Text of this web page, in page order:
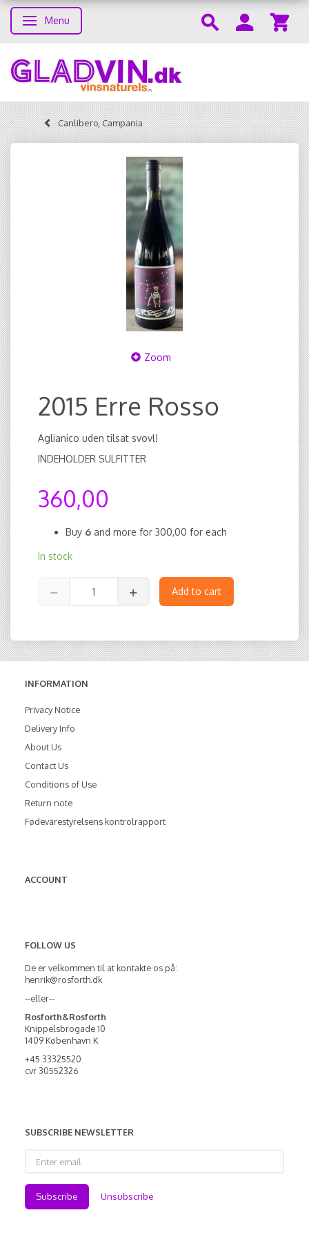
Toggle navigation
Menu
Canlibero, Campania
Zoom
2015 Erre Rosso
Aglianico uden tilsat svovl!
INDEHOLDER SULFITTER
360,00
Buy 6 and more for 300,00 for each
In stock
Add to cart
INFORMATION
Privacy Notice
Delivery Info
About Us
Contact Us
Conditions of Use
Return note
Fødevarestyrelsens kontrolrapport
ACCOUNT
FOLLOW US
De er velkommen til at kontakte os på:
henrik@rosforth.dk
--eller--
Rosforth&Rosforth
Knippelsbrogade 10
1409 København K
+45 33325520
cvr 30552326
SUBSCRIBE NEWSLETTER
email
Subscribe Unsubscribe